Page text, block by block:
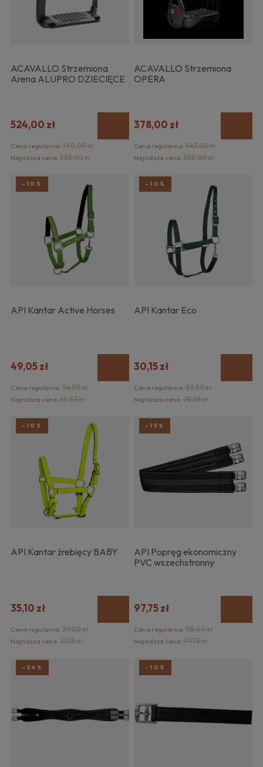
ACAVALLO Strzemiona
Arena ALUPRO DZIECIĘCE
524,00 zł
Cena regularna: 760,00 zł
Najniższa cena: 585,00 zł
ACAVALLO Strzemiona
OPERA
378,00 zł
Cena regularna:543,00 zł
Najniższa cena:388,00 zł
API Kantar Active Horses
49,05 zł
Cena regularna: 54,50 zł
Najniższa cena: 46,33 zł
-10%
API Kantar Eco
30,15 zł
Cena regularna:33,50 zł
Najniższa cena:28,48 zł
-10%
API Kantar źrebięcy BABY
35,10 zł
Cena regularna: 39,00 zł
Najniższa cena: 33,15 zł
-10%
API Popręg ekonomiczny
PVC wszechstronny
97,75 zł
Cena regularna:115,00 zł
Najniższa cena:97,75 zł
-15%
-34% -10%